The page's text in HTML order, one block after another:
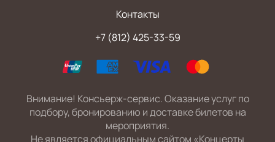
Контакты
+7 (812) 425-33-59
Внимание! Консьерж-сервис. Оказание услуг по
подбору, бронированию и доставке билетов на
мероприятия.
Не является официальным сайтом «Концерты